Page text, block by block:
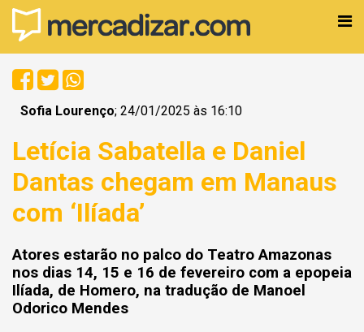
Sofia Lourenço; 24/01/2025 às 16:10
Letícia Sabatella e Daniel
Dantas chegam em Manaus
com ‘Ilíada’
Atores estarão no palco do Teatro Amazonas
nos dias 14, 15 e 16 de fevereiro com a epopeia
Ilíada, de Homero, na tradução de Manoel
Odorico Mendes